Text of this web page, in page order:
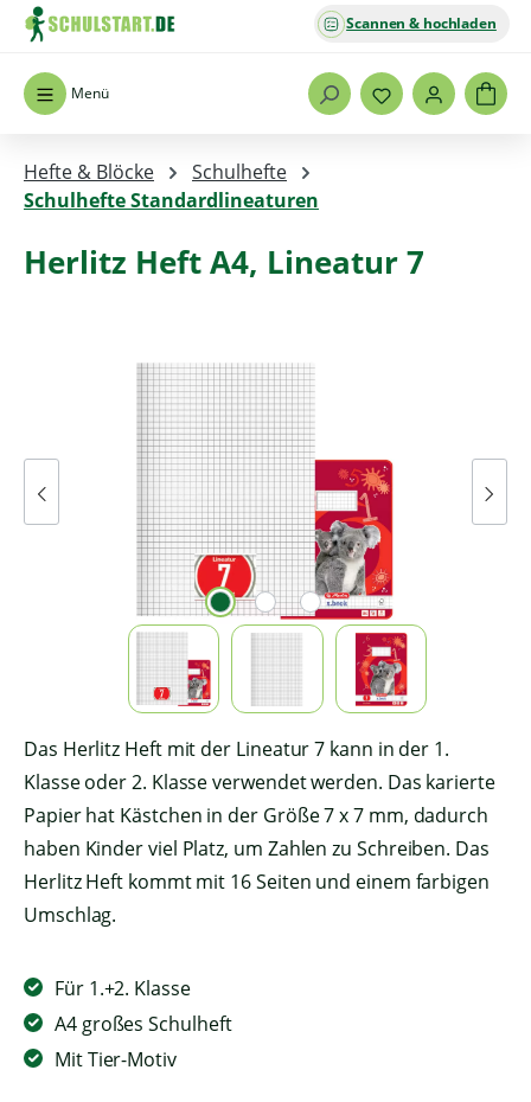
Zum Hauptinhalt springen
Menü
Scannen & hochladen
Hefte & Blöcke
Schulhefte
Schulhefte Standardlineaturen
Herlitz Heft A4, Lineatur 7
Bildergalerie überspringen
Das Herlitz Heft mit der Lineatur 7 kann in der 1.
Klasse oder 2. Klasse verwendet werden. Das karierte
Papier hat Kästchen in der Größe 7 x 7 mm, dadurch
haben Kinder viel Platz, um Zahlen zu Schreiben. Das
Herlitz Heft kommt mit 16 Seiten und einem farbigen
Umschlag.
Für 1.+2. Klasse
A4 großes Schulheft
Mit Tier-Motiv